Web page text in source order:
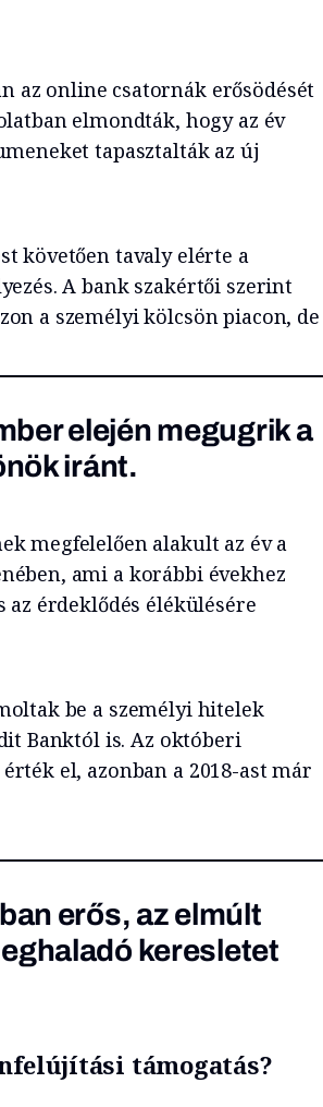
az online csatornák erősödését
elmondták, hogy az év
tapasztalták az új
követően tavaly elérte a
A bank szakértői szerint
a személyi kölcsön piacon, de
elején megugrik a
iránt.
megfelelően alakult az év a
ami a korábbi évekhez
az érdeklődés élékülésére
be a személyi hitelek
Banktól is. Az októberi
el, azonban a 2018-ast már
erős, az elmúlt
keresletet
támogatás?